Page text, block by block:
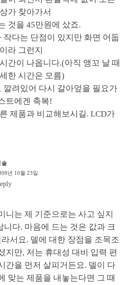
가 찾아가서
것을 45만원에 샀죠.
작다는 단점이 있지만 화면 어둡
라 그런지
간이 나옵니다.(아직 앵꼬 날 때
한 시간은 모름)
깔려있어 다시 갈아엎을 필요가
트에겐 축복!
제품과 비교해보시길. LCD가
솔
년 10월 23일
니는 제 기준으로는 사고 싶지
니다. 마음에 드는 것은 값과 크
서요. 델에 대한 장점을 조목조
지만, 저는 휴대성 대비 입력 편
간을 먼저 살피거든요. 델이 다
맞는 제품을 내놓는다면 그 때